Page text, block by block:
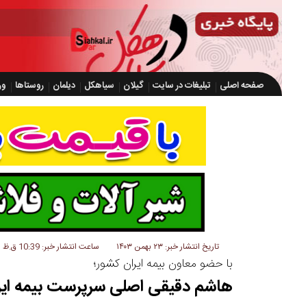
صفحه اصلی تبلیغات در سایت گیلان سیاهکل دیلمان روستاها
تاریخ انتشار خبر: ۲۳ بهمن ۱۴۰۳ ساعت انتشار خبر: 10:39 ق.ظ
با حضو معاون بیمه ایران کشور؛
هاشم دقیقی اصلی سرپرست بیمه